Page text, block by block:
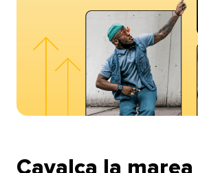
Cavalca la marea